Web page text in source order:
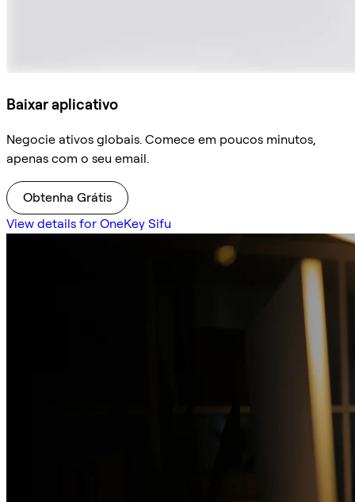
Baixar aplicativo
Negocie ativos globais. Comece em poucos minutos,
apenas com o seu email.
Obtenha Grátis
View details for OneKey Sifu